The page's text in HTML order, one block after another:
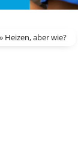
» Heizen, aber wie?